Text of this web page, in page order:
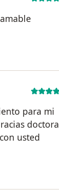
para mi
doctora
usted
acosta